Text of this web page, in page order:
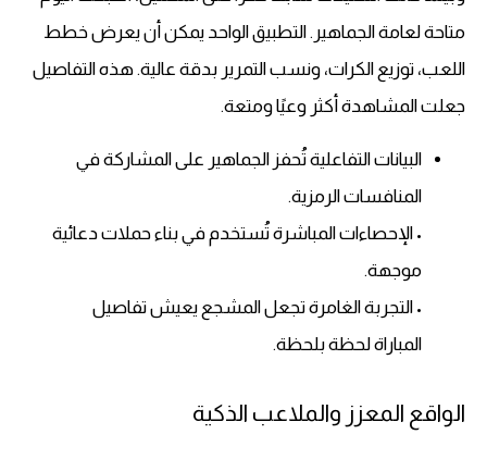
متاحة لعامة الجماهير. التطبيق الواحد يمكن أن يعرض خطط
اللعب، توزيع الكرات، ونسب التمرير بدقة عالية. هذه التفاصيل
جعلت المشاهدة أكثر وعيًا ومتعة.
البيانات التفاعلية تُحفز الجماهير على المشاركة في
المنافسات الرمزية.
• الإحصاءات المباشرة تُستخدم في بناء حملات دعائية
موجهة.
• التجربة الغامرة تجعل المشجع يعيش تفاصيل
المباراة لحظة بلحظة.
الواقع المعزز والملاعب الذكية